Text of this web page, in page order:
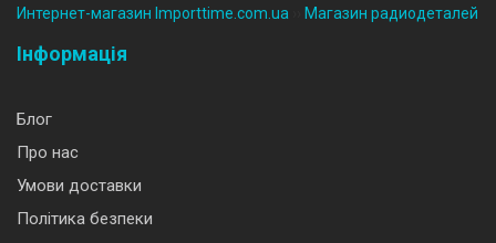
Интернет-магазин Importtime.com.ua Магазин радиодеталей
Інформація
Блог
Про нас
Умови доставки
Політика безпеки